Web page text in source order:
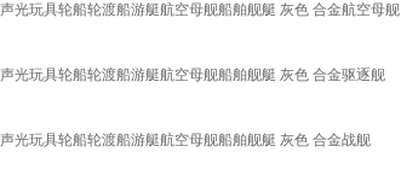
光玩具轮船轮渡船游艇航空母舰船舶舰艇 灰色 合金航空母舰
光玩具轮船轮渡船游艇航空母舰船舶舰艇 灰色 合金驱逐舰
光玩具轮船轮渡船游艇航空母舰船舶舰艇 灰色 合金战舰